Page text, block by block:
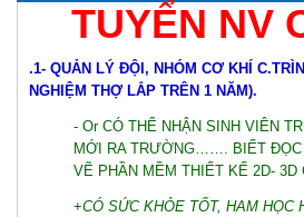
TUYỂN NV
.1- QUẢN LÝ ĐỘI, NHÓM CƠ KHÍ
NGHIỆM THỢ LẮP TRÊN 1 NĂM).
- Or CÓ THỂ NHẬN SINH VIÊN
MỚI RA TRƯỜNG……. BIẾT ĐỌC
VẼ PHẦN MỀM THIẾT KẾ 2D- 3D
+CÓ SỨC KHỎE TỐT, HAM HỌC